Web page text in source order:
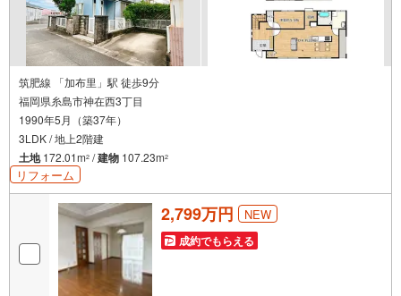
受
け
取
る
・
条
件
イ
ペ
筑肥線 「加布里」駅 徒歩9分
福岡県糸島市神在西3丁目
1990年5月（築37年）
3LDK / 地上2階建
土地172.01m2 /建物 107.23m2
リフォーム
2,799万円 NEW
成約でもらえる